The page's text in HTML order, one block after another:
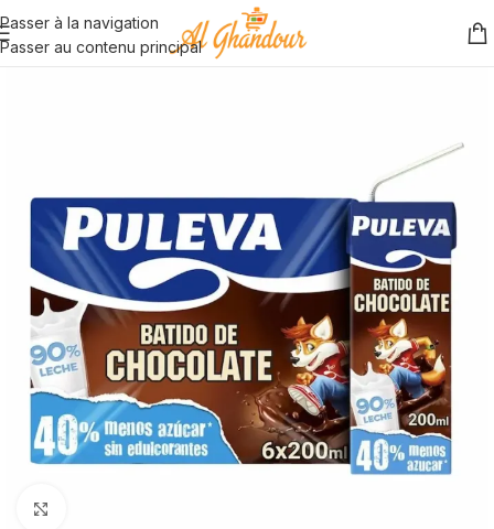
Passer à la navigation
Passer au contenu principal